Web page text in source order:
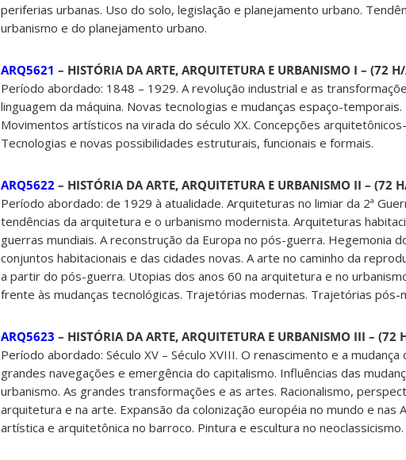
periferias urbanas. Uso do solo, legislação e planejamento urbano.
urbanismo e do planejamento urbano.
ARQ5621 – HISTÓRIA DA ARTE, ARQUITETURA E URBANISMO I – (72
Período abordado: 1848 – 1929. A revolução industrial e as
linguagem da máquina. Novas tecnologias e mudanças espaço-
Movimentos artísticos na virada do século XX. Concepções
Tecnologias e novas possibilidades estruturais, funcionais e formais.
ARQ5622 – HISTÓRIA DA ARTE, ARQUITETURA E URBANISMO II – (72
Período abordado: de 1929 à atualidade. Arquiteturas no limiar da 2ª
tendências da arquitetura e o urbanismo modernista. Arquiteturas
guerras mundiais. A reconstrução da Europa no pós-guerra. Hegemonia
conjuntos habitacionais e das cidades novas. A arte no caminho da
a partir do pós-guerra. Utopias dos anos 60 na arquitetura e no
frente às mudanças tecnológicas. Trajetórias modernas. Trajetórias pós-
ARQ5623 – HISTÓRIA DA ARTE, ARQUITETURA E URBANISMO III – (72
Período abordado: Século XV – Século XVIII. O renascimento e a
grandes navegações e emergência do capitalismo. Influências das
urbanismo. As grandes transformações e as artes. Racionalismo,
arquitetura e na arte. Expansão da colonização européia no mundo e nas
artística e arquitetônica no barroco. Pintura e escultura no